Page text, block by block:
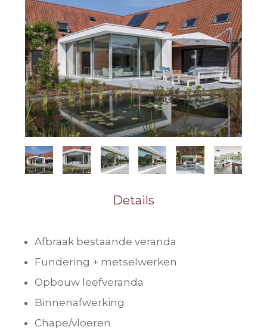
Details
Afbraak bestaande veranda
Fundering + metselwerken
Opbouw leefveranda
Binnenafwerking
Chape/vloeren